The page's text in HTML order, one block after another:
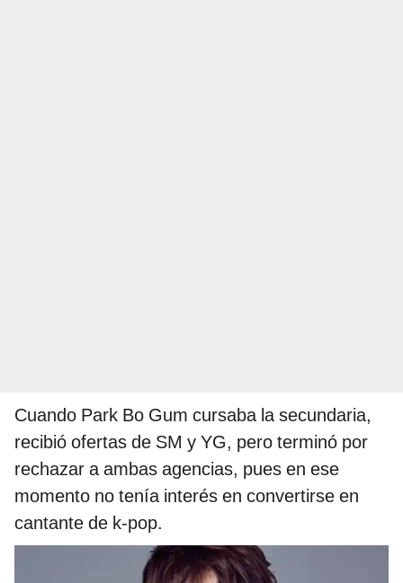
Cuando Park Bo Gum cursaba la secundaria,
recibió ofertas de SM y YG, pero terminó por
rechazar a ambas agencias, pues en ese
momento no tenía interés en convertirse en
cantante de k-pop.